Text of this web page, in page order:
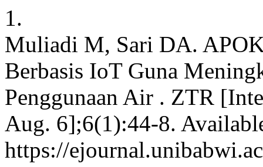
1.
Muliadi M, Sari DA.
Berbasis IoT Guna
Penggunaan Air . ZTR
Aug. 6];6(1):44-8.
https://